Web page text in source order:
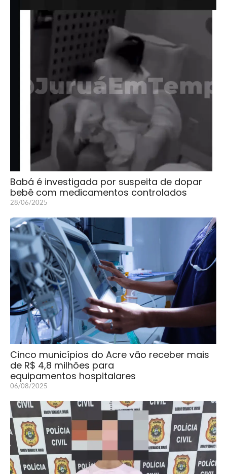
Babá é investigada por suspeita de dopar
bebê com medicamentos controlados
28/06/2025
Cinco municípios do Acre vão receber mais
de R$ 4,8 milhões para
equipamentos hospitalares
06/08/2025